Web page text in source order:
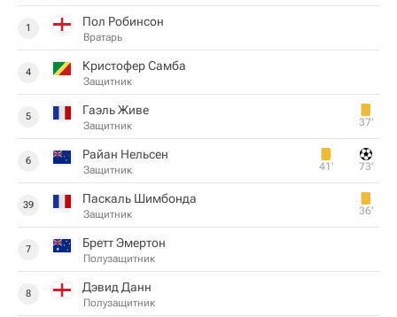
1 Пол Робинсон
Вратарь
4 Кристофер Самба
Защитник
5 Гаэль Живе
Защитник 37‎’‎
6 Райан Нельсен
Защитник 41‎’‎ 73‎’‎
39 Паскаль Шимбонда
Защитник 36‎’‎
7 Бретт Эмертон
Полузащитник
8 Дэвид Данн
Полузащитник